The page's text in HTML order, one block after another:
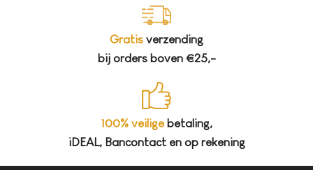
Gratis verzending
bij orders boven €25,-
100% veiligebetaling,
iDEAL, Bancontact en op rekening